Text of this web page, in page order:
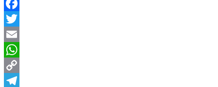
Facebook
Twitter
Email
WhatsApp
Copy